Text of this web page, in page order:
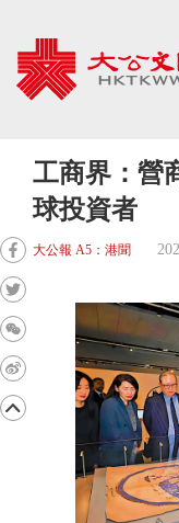
工商界：營
球投資者
大公報 A5：港聞